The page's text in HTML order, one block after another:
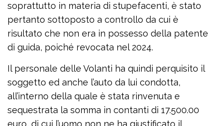
soprattutto in materia di stupefacenti, è stato
pertanto sottoposto a controllo da cui è
risultato che non era in possesso della patente
di guida, poiché revocata nel 2024.
Il personale delle Volanti ha quindi perquisito il
soggetto ed anche l’auto da lui condotta,
all’interno della quale è stata rinvenuta e
sequestrata la somma in contanti di 17.500.00
euro, di cui l’uomo non ne ha giustificato il